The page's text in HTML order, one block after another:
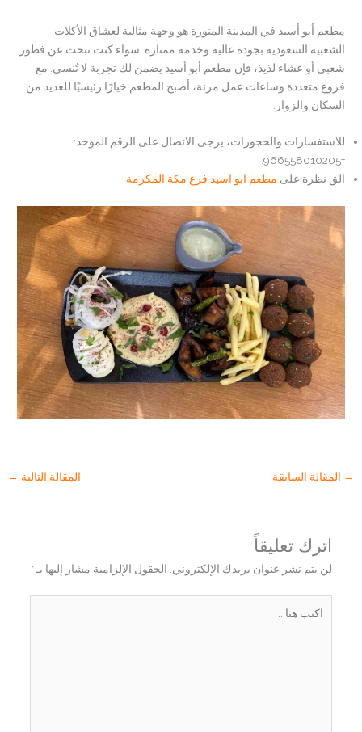
مطعم أبو أسيد في المدينة المنورة هو وجهة مثالية لعشاق الأكلات
الشعبية السعودية بجودة عالية وخدمة ممتازة. سواء كنت تبحث عن فطور
شعبي أو عشاء لذيذ، فإن مطعم أبو أسيد يضمن لك تجربة لا تُنسى. مع
فروع متعددة وساعات عمل مرنة، أصبح المطعم خيارًا رئيسيًا للعديد من
السكان والزوار.
للاستفسارات والحجوزات، يرجى الاتصال على الرقم الموحد:
+966558010205.
الق نظرة على مطعم ابو اسيد فرع مكة المكرمة
→ المقالة السابقة المقالة التالية ←
اترك تعليقاً
لن يتم نشر عنوان بريدك الإلكتروني. الحقول الإلزامية مشار إليها بـ *